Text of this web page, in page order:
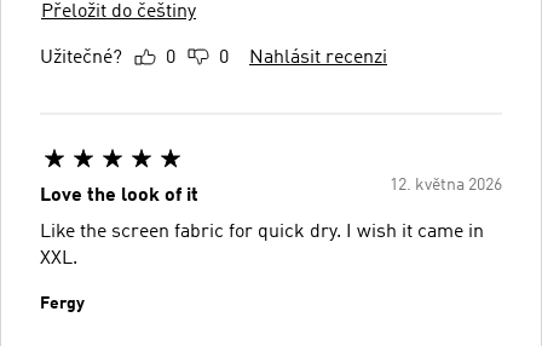
Přeložit do češtiny
Užitečné? 0 0 Nahlásit recenzi
12. května 2026
Love the look of it
Like the screen fabric for quick dry. I wish it came in
XXL.
Fergy